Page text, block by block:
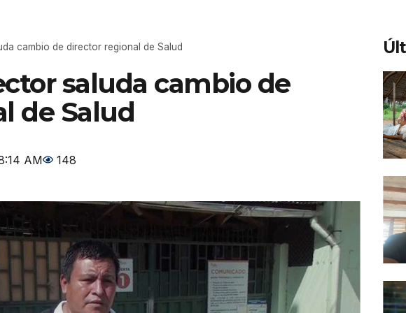
cambio de director regional de Salud
saluda cambio de
de Salud
AM 148